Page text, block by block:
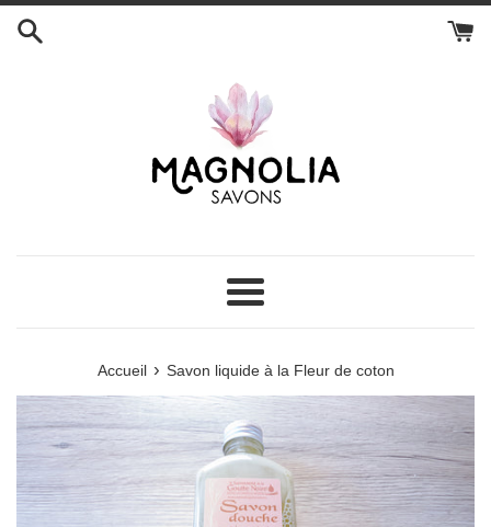
Passer
Menu
Accueil › Savon liquide à la Fleur de coton